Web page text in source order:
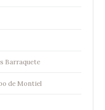
Barraquete
de Montiel